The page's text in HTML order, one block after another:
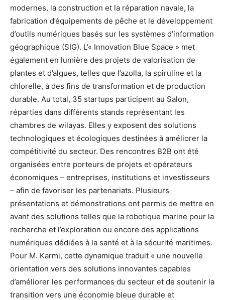
modernes, la construction et la réparation navale, la
fabrication d’équipements de pêche et le développement
d’outils numériques basés sur les systèmes d’information
géographique (SIG). L’« Innovation Blue Space » met
également en lumière des projets de valorisation de
plantes et d’algues, telles que l’azolla, la spiruline et la
chlorelle, à des fins de transformation et de production
durable. Au total, 35 startups participent au Salon,
réparties dans différents stands représentant les
chambres de wilayas. Elles y exposent des solutions
technologiques et écologiques destinées à améliorer la
compétitivité du secteur. Des rencontres B2B ont été
organisées entre porteurs de projets et opérateurs
économiques – entreprises, institutions et investisseurs
– afin de favoriser les partenariats. Plusieurs
présentations et démonstrations ont permis de mettre en
avant des solutions telles que la robotique marine pour la
recherche et l’exploration ou encore des applications
numériques dédiées à la santé et à la sécurité maritimes.
Pour M. Karmi, cette dynamique traduit « une nouvelle
orientation vers des solutions innovantes capables
d’améliorer les performances du secteur et de soutenir la
transition vers une économie bleue durable et